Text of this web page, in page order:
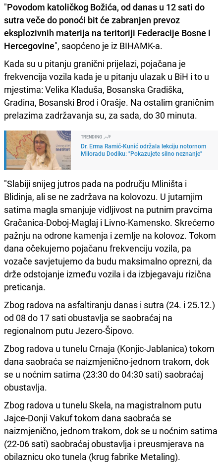
"Povodom katoličkog Božića, od danas u 12 sati do
sutra veče do ponoći bit će zabranjen prevoz
eksplozivnih materija na teritoriji Federacije Bosne i
Hercegovine", saopćeno je iz BIHAMK-a.
Kada su u pitanju granični prijelazi, pojačana je
frekvencija vozila kada je u pitanju ulazak u BiH i to u
mjestima: Velika Kladuša, Bosanska Gradiška,
Gradina, Bosanski Brod i Orašje. Na ostalim graničnim
prelazima zadržavanja su, za sada, do 30 minuta.
TRENDING
Dr. Erma Ramić-Kunić održala lekciju notornom
Miloradu Dodiku: "Pokazujete silno neznanje"
"Slabiji snijeg jutros pada na području Mliništa i
Blidinja, ali se ne zadržava na kolovozu. U jutarnjim
satima magla smanjuje vidljivost na putnim pravcima
Gračanica-Doboj-Maglaj i Livno-Kamensko. Skrećemo
pažnju na odrone kamenja i zemlje na kolovoz. Tokom
dana očekujemo pojačanu frekvenciju vozila, pa
vozače savjetujemo da budu maksimalno oprezni, da
drže odstojanje između vozila i da izbjegavaju rizična
preticanja.
Zbog radova na asfaltiranju danas i sutra (24. i 25.12.)
od 08 do 17 sati obustavlja se saobraćaj na
regionalnom putu Jezero-Šipovo.
Zbog radova u tunelu Crnaja (Konjic-Jablanica) tokom
dana saobraća se naizmjenično-jednom trakom, dok
se u noćnim satima (23:30 do 04:30 sati) saobraćaj
obustavlja.
Zbog radova u tunelu Skela, na magistralnom putu
Jajce-Donji Vakuf tokom dana saobraća se
naizmjenično, jednom trakom, dok se u noćnim satima
(22-06 sati) saobraćaj obustavlja i preusmjerava na
obilaznicu oko tunela (krug fabrike Metaling).